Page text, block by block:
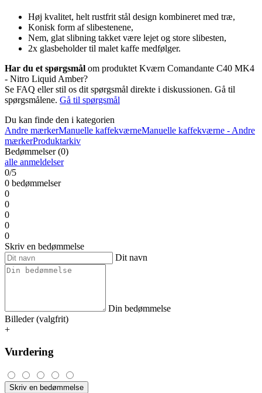
Høj kvalitet, helt rustfrit stål design kombineret med træ,
Konisk form af slibestenene,
Nem, glat slibning takket være lejet og store slibesten,
2x glasbeholder til malet kaffe medfølger.
Har du et spørgsmål om produktet Kværn Comandante C40 MK4
- Nitro Liquid Amber?
Se FAQ eller stil os dit spørgsmål direkte i diskussionen. Gå til
spørgsmålene. Gå til spørgsmål
Du kan finde den i kategorien
Andre mærkerManuelle kaffekværneManuelle kaffekværne - Andre
mærkerProduktarkiv
Bedømmelser (0)
alle anmeldelser
0/5
0 bedømmelser
0
0
0
0
0
Skriv en bedømmelse
Dit navn
Din bedømmelse
Billeder (valgfrit)
+
Vurdering
Skriv en bedømmelse